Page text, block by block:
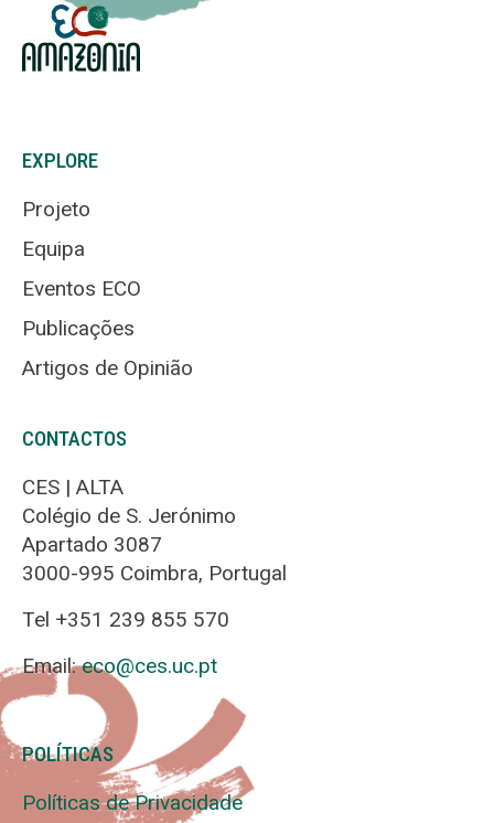
EXPLORE
Projeto
Equipa
Eventos ECO
Publicações
Artigos de Opinião
CONTACTOS
CES | ALTA
Colégio de S. Jerónimo
Apartado 3087
3000-995 Coimbra, Portugal
Tel +351 239 855 570
Email:eco@ces.uc.pt
POLÍTICAS
Políticas de Privacidade